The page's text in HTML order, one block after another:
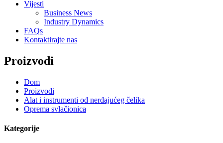
Vijesti
Business News
Industry Dynamics
FAQs
Kontaktirajte nas
Proizvodi
Dom
Proizvodi
Alat i instrumenti od nerđajućeg čelika
Oprema svlačionica
Kategorije